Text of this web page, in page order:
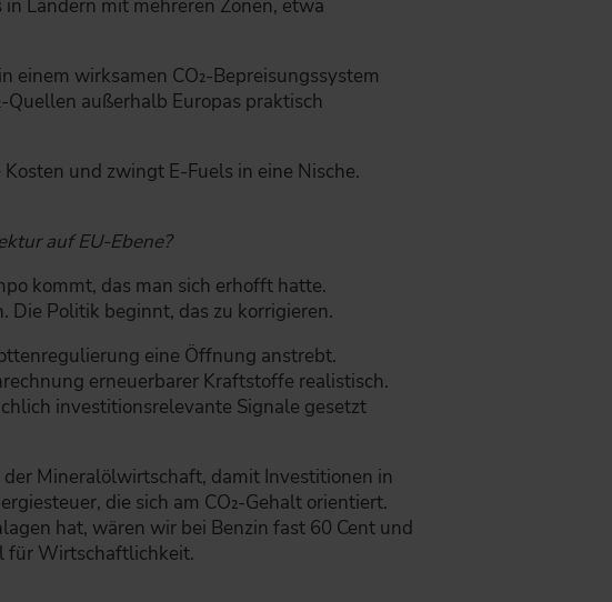
Ländern mit mehreren Zonen, etwa
wirksamen CO₂-Bepreisungssystem
außerhalb Europas praktisch
und zwingt E-Fuels in eine Nische.
auf EU-Ebene?
kommt, das man sich erhofft hatte.
Die Politik beginnt, das zu korrigieren.
eine Öffnung anstrebt.
erneuerbarer Kraftstoffe realistisch.
investitionsrelevante Signale gesetzt
Mineralölwirtschaft, damit Investitionen in
die sich am CO₂-Gehalt orientiert.
hat, wären wir bei Benzin fast 60 Cent und
für Wirtschaftlichkeit.